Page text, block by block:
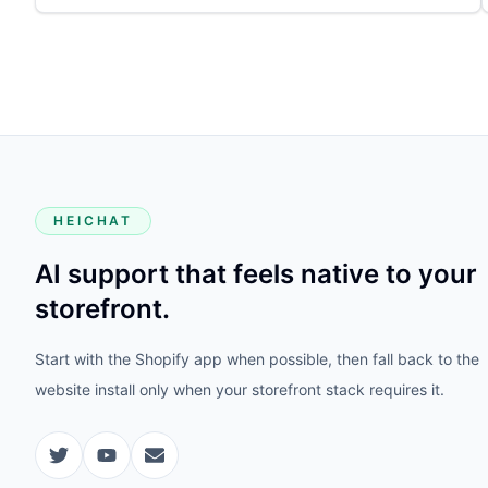
HEICHAT
AI support that feels native to your
storefront.
Start with the Shopify app when possible, then fall back to the
website install only when your storefront stack requires it.